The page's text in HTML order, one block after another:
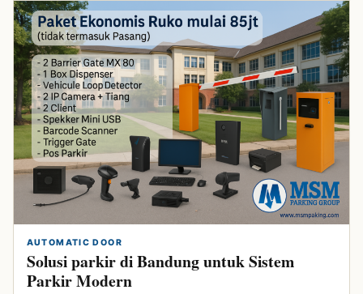
AUTOMATIC DOOR
Solusi parkir di Bandung untuk Sistem
Parkir Modern